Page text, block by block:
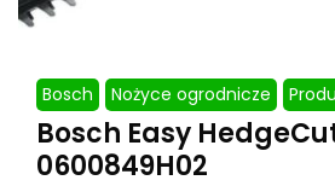
Bosch Nożyce ogrodnicze
Bosch Easy
0600849H02